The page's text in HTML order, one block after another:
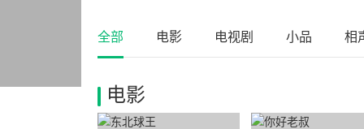
全部 电影 电视剧 小品 相
电影